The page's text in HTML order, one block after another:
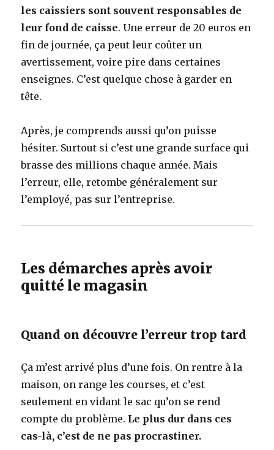
les caissiers sont souvent responsables de
leur fond de caisse. Une erreur de 20 euros en
fin de journée, ça peut leur coûter un
avertissement, voire pire dans certaines
enseignes. C’est quelque chose à garder en
tête.
Après, je comprends aussi qu’on puisse
hésiter. Surtout si c’est une grande surface qui
brasse des millions chaque année. Mais
l’erreur, elle, retombe généralement sur
l’employé, pas sur l’entreprise.
Les démarches après avoir
quitté le magasin
Quand on découvre l’erreur trop tard
Ça m’est arrivé plus d’une fois. On rentre à la
maison, on range les courses, et c’est
seulement en vidant le sac qu’on se rend
compte du problème. Le plus dur dans ces
cas-là, c’est de ne pas procrastiner.